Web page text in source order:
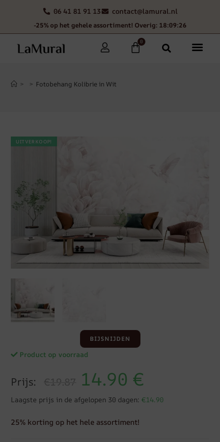
06 41 81 91 13 contact@lamural.nl
-25% op het gehele assortiment! Overig: 18:09:26
0
> > Fotobehang Kolibrie in Wit
UITVERKOOP!
BIJSNIJDEN
Product op voorraad
Prijs: €19.87 14.90 €
Laagste prijs in de afgelopen 30 dagen: €14.90
25% korting op het hele assortiment!